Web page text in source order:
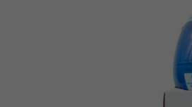
ÚLEVA OD KŘEČÍ